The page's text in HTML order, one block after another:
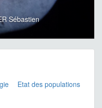
Sébastien
Etat des populations